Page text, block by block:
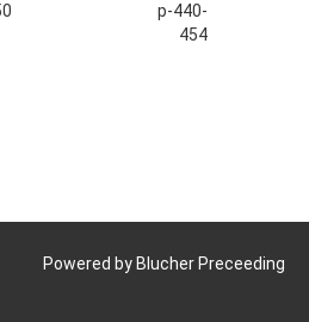
p-440-
454
Powered by Blucher Preceeding